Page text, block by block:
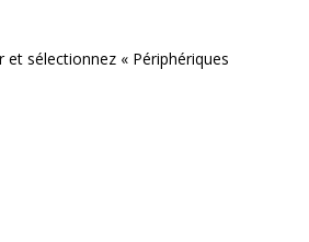
sélectionnez « Périphériques